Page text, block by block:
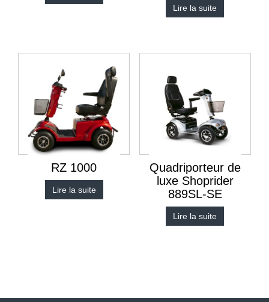
Lire la suite
RZ 1000
Lire la suite
Quadriporteur de
luxe Shoprider
889SL-SE
Lire la suite